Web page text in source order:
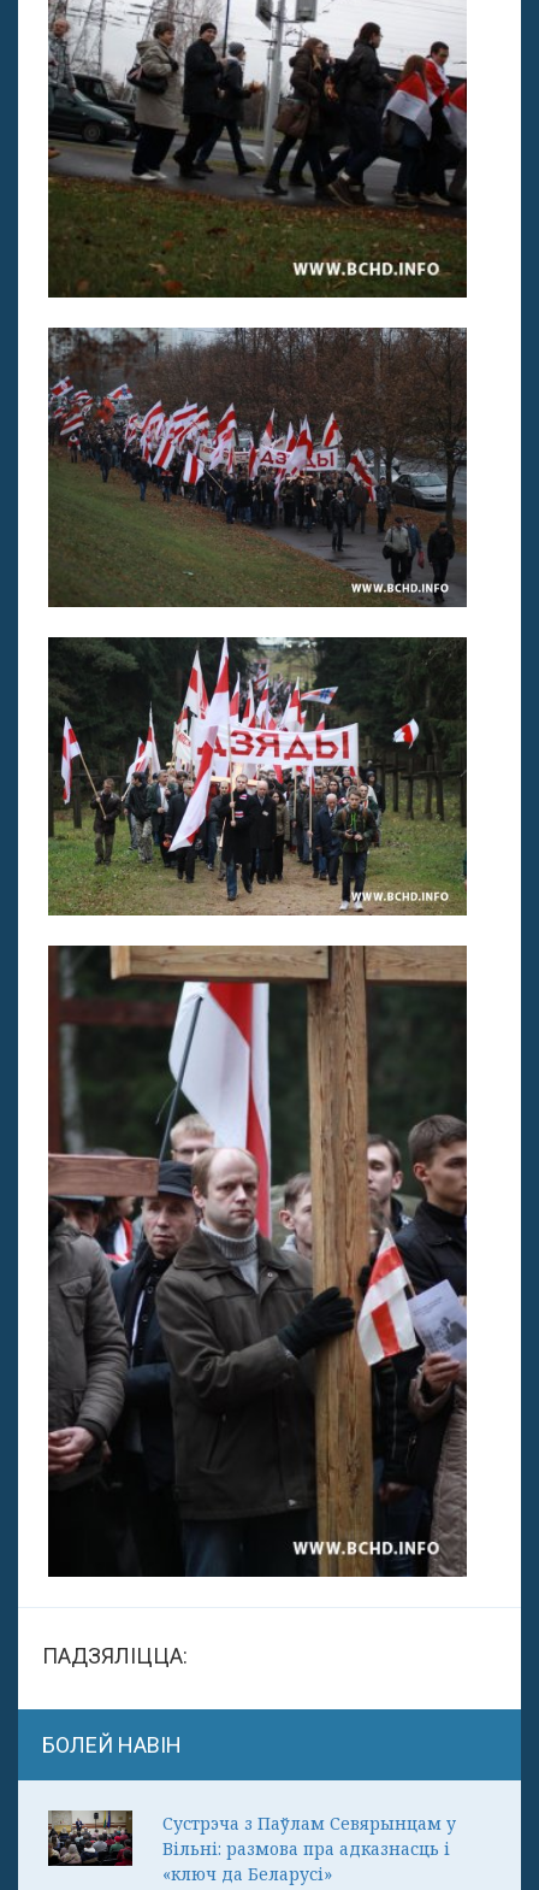
ПАДЗЯЛІЦЦА:
БОЛЕЙ НАВІН
Сустрэча з Паўлам Севярынцам у
Вільні: размова пра адказнасць і
«ключ да Беларусі»